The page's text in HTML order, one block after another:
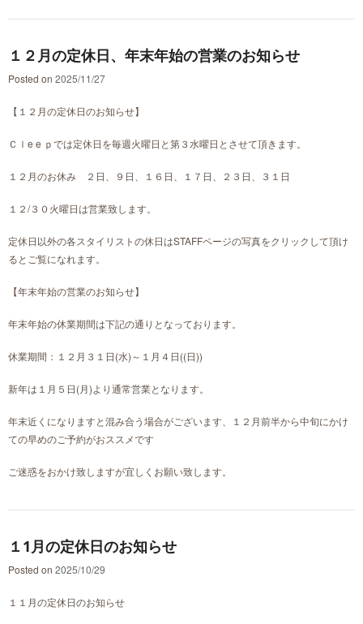
１２月の定休日、年末年始の営業のお知らせ
Posted on 2025/11/27
【１２月の定休日のお知らせ】
Ｃｌe e ｐでは定休日を毎週火曜日と第３水曜日とさせて頂きます。
１２月のお休み ２日、９日、１６日、１７日、２３日、３１日
１２/３０火曜日は営業致します。
定休日以外の各スタイリストの休日はSTAFFページの写真をクリックして頂け
るとご覧になれます。
【年末年始の営業のお知らせ】
年末年始の休業期間は下記の通りとなっております。
休業期間：１２月３１日(水)～１月４日((日))
新年は１月５日(月)より通常営業となります。
年末近くになりますと混み合う場合がございます、１２月前半から中旬にかけ
ての早めのご予約がおススメです
ご迷惑をおかけ致しますが宜しくお願い致します。
１1月の定休日のお知らせ
Posted on 2025/10/29
１１月の定休日のお知らせ